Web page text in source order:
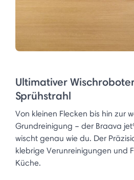
Ultimativer
Sprühstrahl
Von kleinen Flecken bis hin zur
Grundreinigung – der Braava
wischt genau wie du. Der
klebrige Verunreinigungen und
Küche.